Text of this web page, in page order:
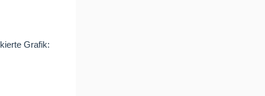
Grafik: